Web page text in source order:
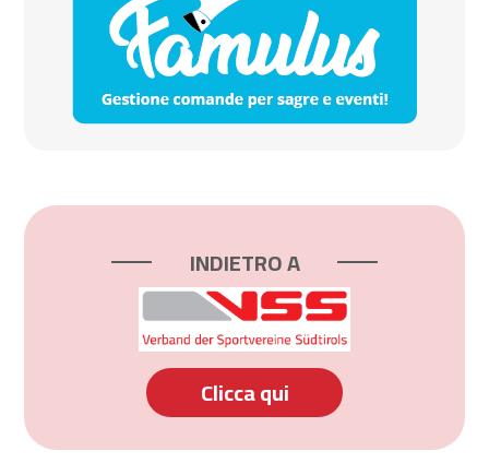
INDIETRO A
Clicca qui